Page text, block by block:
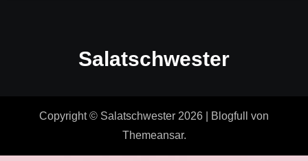
Salatschwester
Copyright © Salatschwester 2026 Blogfull
von
Themeansar.